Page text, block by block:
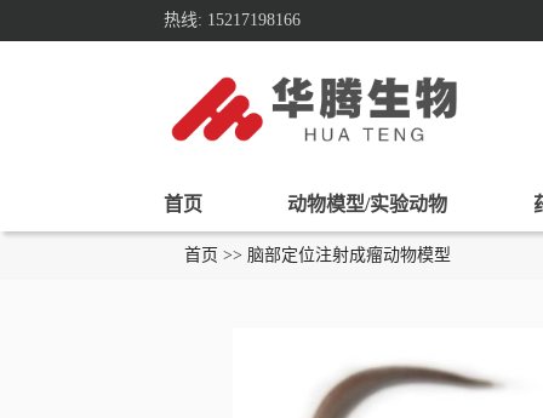
热线: 15217198166
首页 动物模型/实验动物
首页 >> 脑部定位注射成瘤动物模型